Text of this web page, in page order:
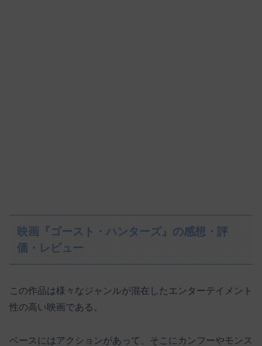
映画『ゴースト・ハンターズ』の感想・評
価・レビュー
この作品は様々なジャンルが混在したエンターテイメント
性の高い映画である。
ベースにはアクションがあって、そこにカンフーやモンス